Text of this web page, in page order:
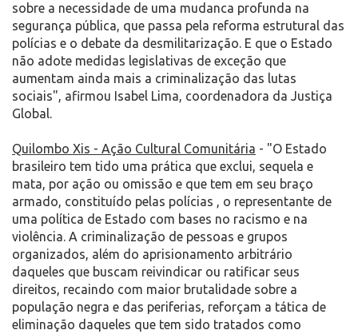
sobre a necessidade de uma mudanca profunda na
segurança pública, que passa pela reforma estrutural das
polícias e o debate da desmilitarização. E que o Estado
não adote medidas legislativas de exceção que
aumentam ainda mais a criminalização das lutas
sociais", afirmou Isabel Lima, coordenadora da Justiça
Global.
Quilombo Xis - Ação Cultural Comunitária - "O Estado
brasileiro tem tido uma prática que exclui, sequela e
mata, por ação ou omissão e que tem em seu braço
armado, constituído pelas polícias , o representante de
uma política de Estado com bases no racismo e na
violência. A criminalização de pessoas e grupos
organizados, além do aprisionamento arbitrário
daqueles que buscam reivindicar ou ratificar seus
direitos, recaindo com maior brutalidade sobre a
população negra e das periferias, reforçam a tática de
eliminação daqueles que tem sido tratados como